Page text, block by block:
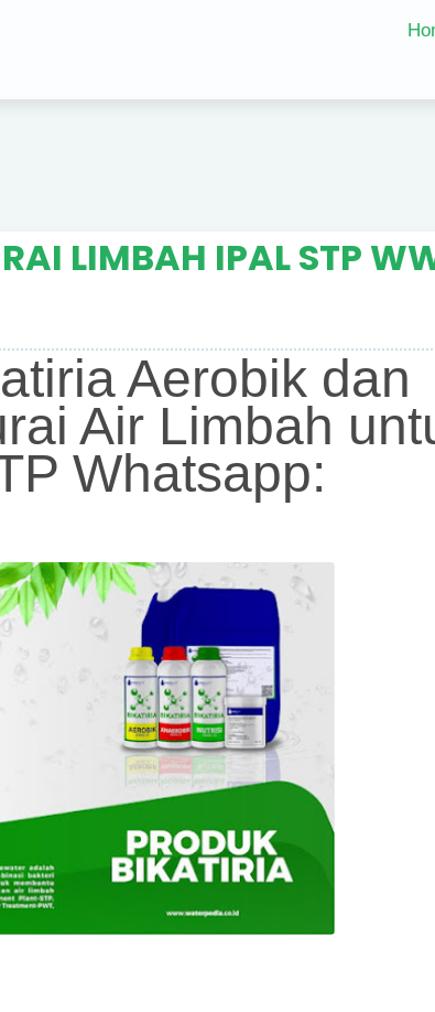
LIMBAH IPAL STP
Aerobik dan
Air Limbah
Whatsapp: